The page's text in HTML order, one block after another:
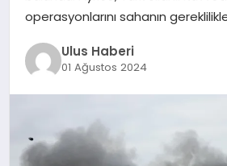
operasyonlarını sahanın
Ulus Haberi
01 Ağustos 2024